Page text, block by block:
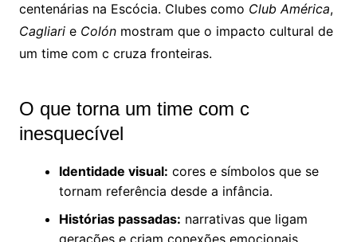
centenárias na Escócia. Clubes como Club América,
Cagliarie Colónmostram que o impacto cultural de
um time com c cruza fronteiras.
O que torna um time com c
inesquecível
Identidade visual: cores e símbolos que se
tornam referência desde a infância.
Histórias passadas: narrativas que ligam